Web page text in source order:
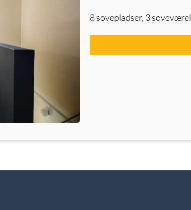
8 sovepladser, 3